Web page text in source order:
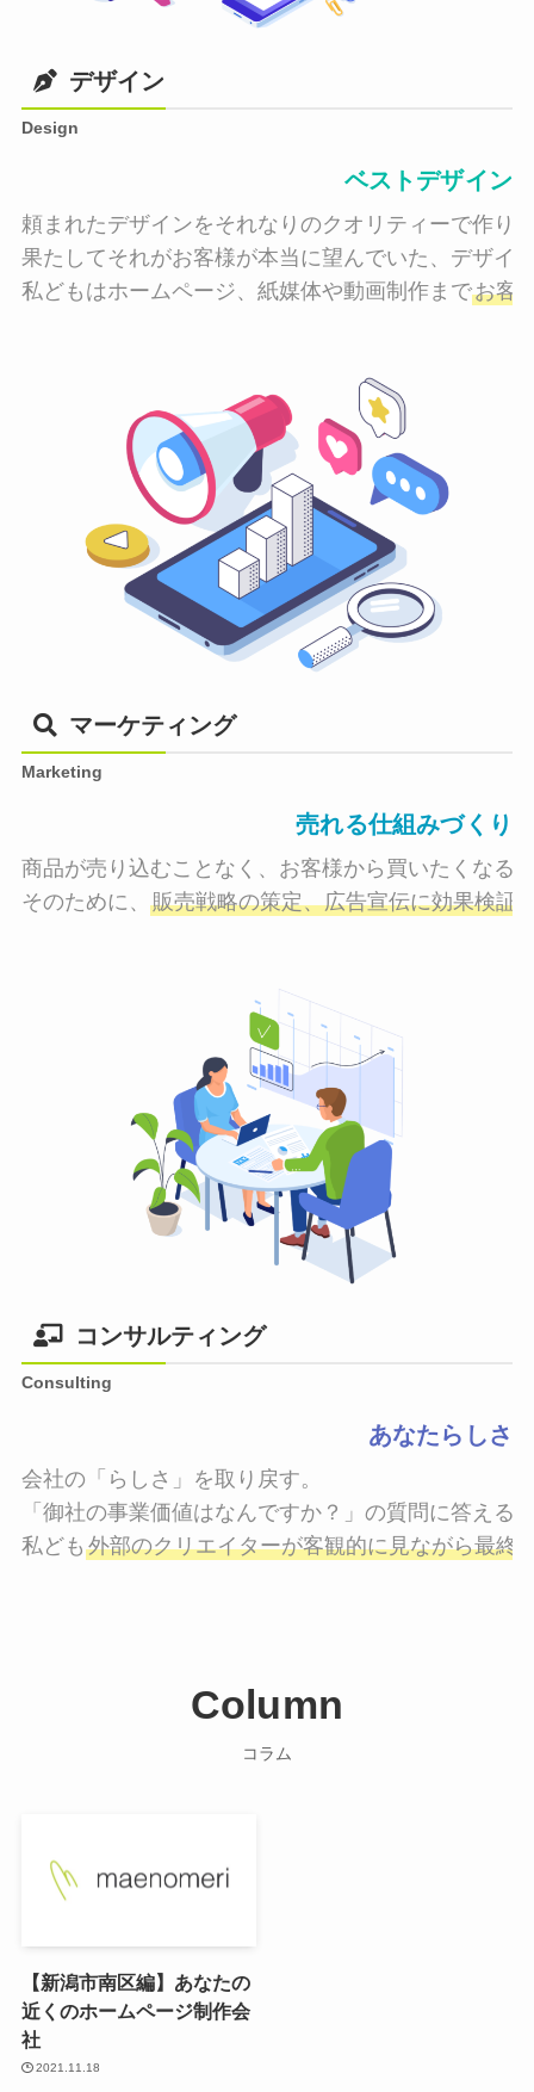
デザイン
Design
ベストデザイン
頼まれたデザインをそれなりのクオリティーで作り
果たしてそれがお客様が本当に望んでいた、デザイ
私どもはホームページ、紙媒体や動画制作までお客
マーケティング
Marketing
売れる仕組みづくり
商品が売り込むことなく、お客様から買いたくなる
そのために、 販売戦略の策定、広告宣伝に効果検証
コンサルティング
Consulting
あなたらしさ
会社の「らしさ」を取り戻す。
「御社の事業価値はなんですか？」の質問に答える
私ども 外部のクリエイターが客観的に見ながら最終
Column
コラム
【新潟市南区編】あなたの
近くのホームページ制作会
社
2021.11.18